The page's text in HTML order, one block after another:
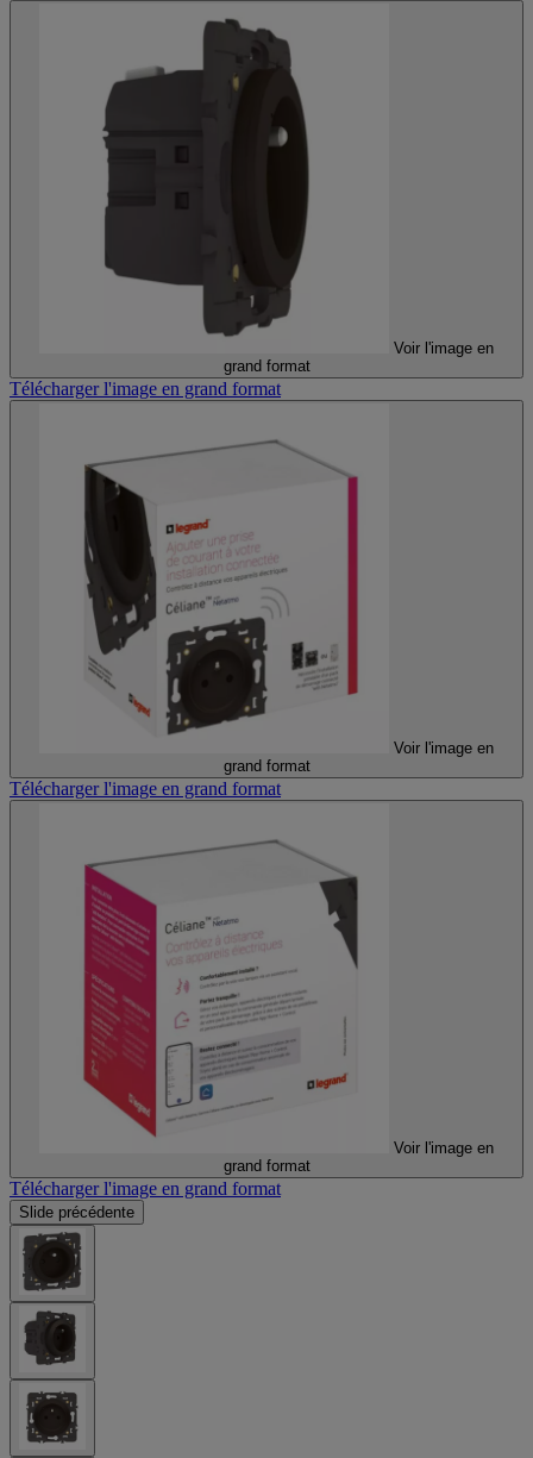
Voir l'image en
grand format
Télécharger l'image en grand format
Voir l'image en
grand format
Télécharger l'image en grand format
Voir l'image en
grand format
Télécharger l'image en grand format
Slide précédente